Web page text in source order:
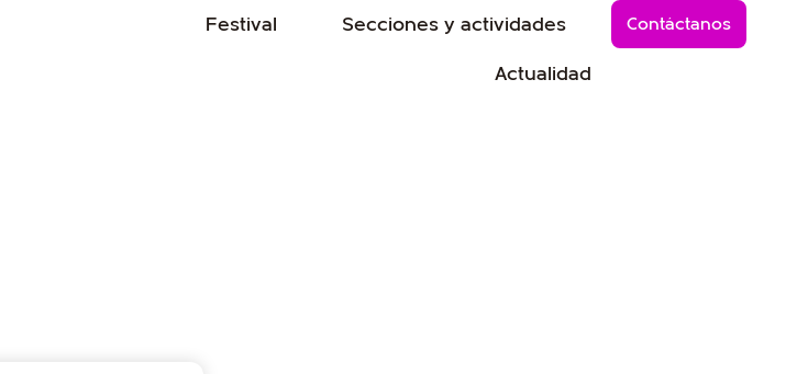
Festival Abrir FestivalSecciones y actividades Abrir Secciones y
Actualidad
Contáctanos